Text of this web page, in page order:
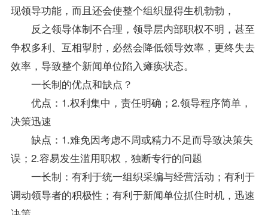
现领导功能，而且还会使整个组织显得生机勃勃，
反之领导体制不合理，领导层内部职权不明，甚至
争权多利、互相掣肘，必然会降低领导效率，更终失去
效率，导致整个新闻单位陷入瘫痪状态。
一长制的优点和缺点？
优点：1.权利集中，责任明确；2.领导程序简单，
决策迅速
缺点：1.难免因考虑不周或精力不足而导致决策失
误；2.容易发生滥用职权，独断专行的问题
一长制：有利于统一组织采编与经营活动；有利于
调动领导者的积极性；有利于新闻单位抓住时机，迅速